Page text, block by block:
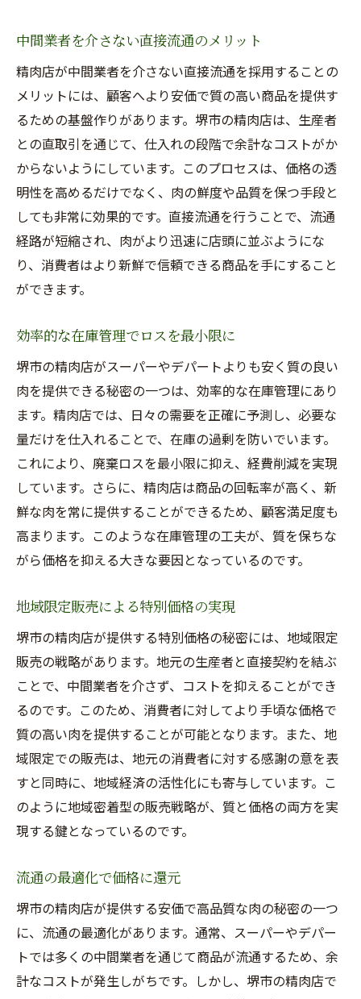
中間業者を介さない直接流通のメリット
精肉店が中間業者を介さない直接流通を採用することの
メリットには、顧客へより安価で質の高い商品を提供す
るための基盤作りがあります。堺市の精肉店は、生産者
との直取引を通じて、仕入れの段階で余計なコストがか
からないようにしています。このプロセスは、価格の透
明性を高めるだけでなく、肉の鮮度や品質を保つ手段と
しても非常に効果的です。直接流通を行うことで、流通
経路が短縮され、肉がより迅速に店頭に並ぶようにな
り、消費者はより新鮮で信頼できる商品を手にすること
ができます。
効率的な在庫管理でロスを最小限に
堺市の精肉店がスーパーやデパートよりも安く質の良い
肉を提供できる秘密の一つは、効率的な在庫管理にあり
ます。精肉店では、日々の需要を正確に予測し、必要な
量だけを仕入れることで、在庫の過剰を防いでいます。
これにより、廃棄ロスを最小限に抑え、経費削減を実現
しています。さらに、精肉店は商品の回転率が高く、新
鮮な肉を常に提供することができるため、顧客満足度も
高まります。このような在庫管理の工夫が、質を保ちな
がら価格を抑える大きな要因となっているのです。
地域限定販売による特別価格の実現
堺市の精肉店が提供する特別価格の秘密には、地域限定
販売の戦略があります。地元の生産者と直接契約を結ぶ
ことで、中間業者を介さず、コストを抑えることができ
るのです。このため、消費者に対してより手頃な価格で
質の高い肉を提供することが可能となります。また、地
域限定での販売は、地元の消費者に対する感謝の意を表
すと同時に、地域経済の活性化にも寄与しています。こ
のように地域密着型の販売戦略が、質と価格の両方を実
現する鍵となっているのです。
流通の最適化で価格に還元
堺市の精肉店が提供する安価で高品質な肉の秘密の一つ
に、流通の最適化があります。通常、スーパーやデパー
トでは多くの中間業者を通じて商品が流通するため、余
計なコストが発生しがちです。しかし、堺市の精肉店で